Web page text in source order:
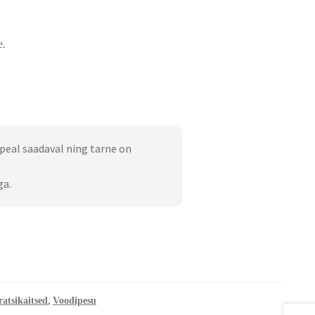
saadaval ning tarne on
, Voodipesu